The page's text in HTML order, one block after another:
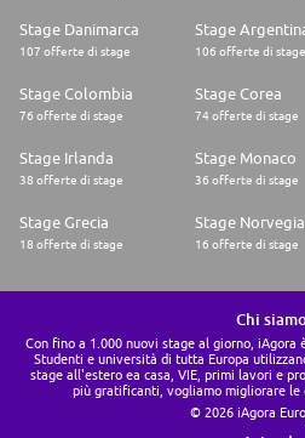
Stage Danimarca
107 offerte di stage
Stage
106 offerte di stage
Stage Colombia
76 offerte di stage
Stage Corea
74 offerte di stage
Stage Irlanda
38 offerte di stage
Stage Monaco
36 offerte di stage
Stage Grecia
18 offerte di stage
Stage Norvegia
16 offerte di stage
Chi
Con fino a 1.000 nuovi stage al giorno, iAgora
Studenti e università di tutta Europa
stage all'estero ea casa, VIE, primi lavori e
più gratificanti, vogliamo migliorare le
© 2026 iAgora